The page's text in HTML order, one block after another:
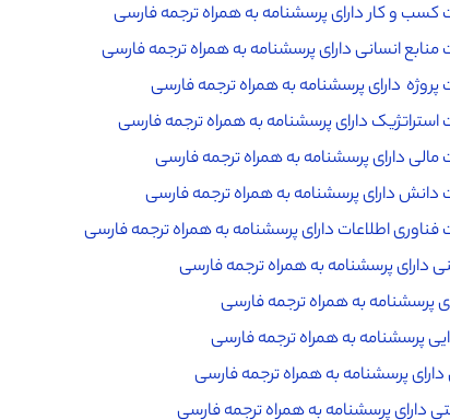
کسب و کار دارای پرسشنامه به همراه ترجمه فارسی
انسانی دارای پرسشنامه به همراه ترجمه فارسی
دارای پرسشنامه به همراه ترجمه فارسی
دارای پرسشنامه به همراه ترجمه فارسی
دارای پرسشنامه به همراه ترجمه فارسی
دانش دارای پرسشنامه به همراه ترجمه فارسی
فناوری اطلاعات دارای پرسشنامه به همراه ترجمه فارسی
دارای پرسشنامه به همراه ترجمه فارسی
پرسشنامه به همراه ترجمه فارسی
پرسشنامه به همراه ترجمه فارسی
پرسشنامه به همراه ترجمه فارسی
دارای پرسشنامه به همراه ترجمه فارسی